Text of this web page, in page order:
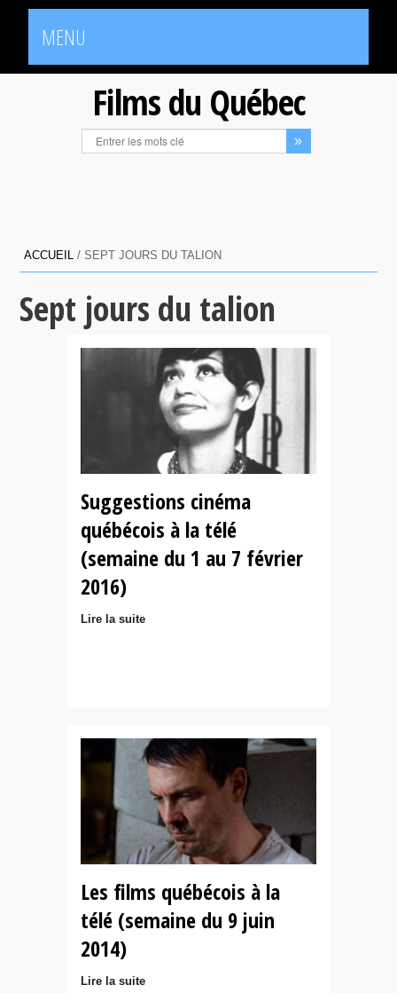
MENU
Films du Québec
ACCUEIL /SEPT JOURS DU TALION
Sept jours du talion
Suggestions cinéma
québécois à la télé
(semaine du 1 au 7 février
2016)
Lire la suite
Les films québécois à la
télé (semaine du 9 juin
2014)
Lire la suite